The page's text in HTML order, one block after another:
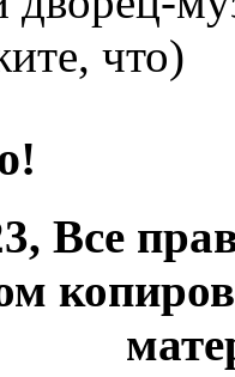
что)
Все